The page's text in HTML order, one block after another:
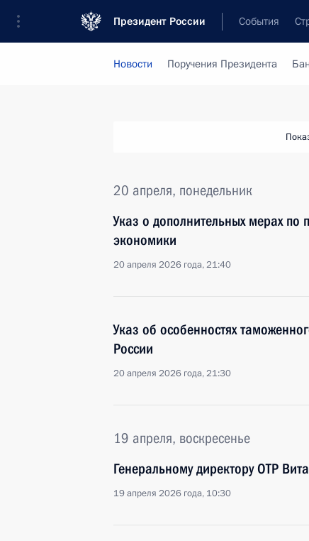
Президент России События
Новости Поручения Президента
20 апреля, понедельник
Указ о дополнительных мерах по
экономики
20 апреля 2026 года, 21:40
Указ об особенностях
России
20 апреля 2026 года, 21:30
19 апреля, воскресенье
Генеральному директору ОТР
19 апреля 2026 года, 10:30